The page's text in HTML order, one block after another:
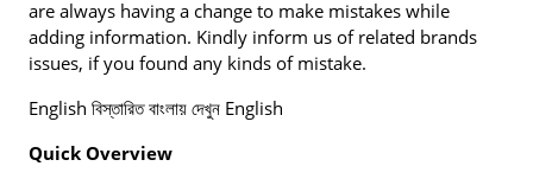
are always having a change to make mistakes while
adding information. Kindly inform us of related brands
issues, if you found any kinds of mistake.
English বিস্তারিত বাংলায় দেখুন English
Quick Overview